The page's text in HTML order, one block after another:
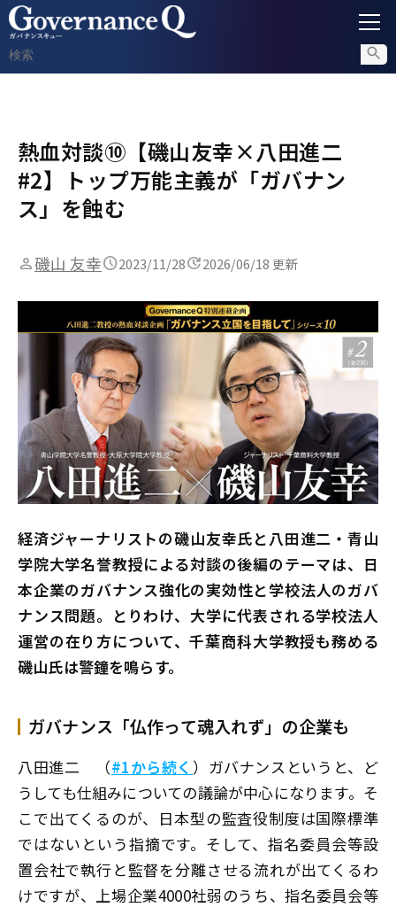
内部通報
コンプライアンス調査
不正対策
セミナー情報
熱血対談⑩【磯山友幸×八田進二
#2】トップ万能主義が「ガバナン
ス」を蝕む
磯山 友幸 2023/11/28 2026/06/18 更新
経済ジャーナリストの磯山友幸氏と八田進二・青山
学院大学名誉教授による対談の後編のテーマは、日
本企業のガバナンス強化の実効性と学校法人のガバ
ナンス問題。とりわけ、大学に代表される学校法人
運営の在り方について、千葉商科大学教授も務める
磯山氏は警鐘を鳴らす。
ガバナンス「仏作って魂入れず」の企業も
八田進二 （#1から続く ）ガバナンスというと、ど
うしても仕組みについての議論が中心になります。そ
こで出てくるのが、日本型の監査役制度は国際標準
ではないという指摘です。そして、指名委員会等設
置会社で執行と監督を分離させる流れが出てくるわ
けですが、上場企業4000社弱のうち、指名委員会等